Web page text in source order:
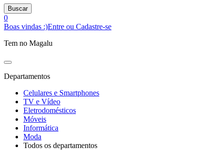
Buscar
0
Boas vindas :)Entre ou Cadastre-se
Tem no Magalu
Departamentos
Celulares e Smartphones
TV e Vídeo
Eletrodomésticos
Móveis
Informática
Moda
Todos os departamentos